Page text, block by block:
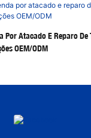
Por Atacado E Reparo
OEM/ODM